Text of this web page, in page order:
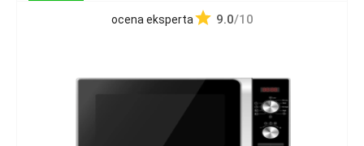
ocena eksperta 9.0/10